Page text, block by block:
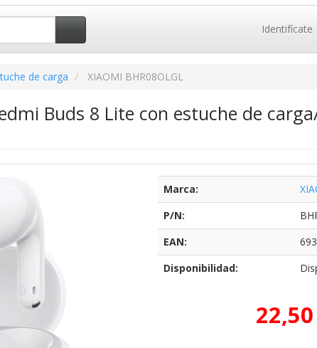
Identifícate
de carga XIAOMI BHR08OLGL
Buds 8 Lite con estuche de
Marca:
P/N:
EAN:
Disponibilidad: